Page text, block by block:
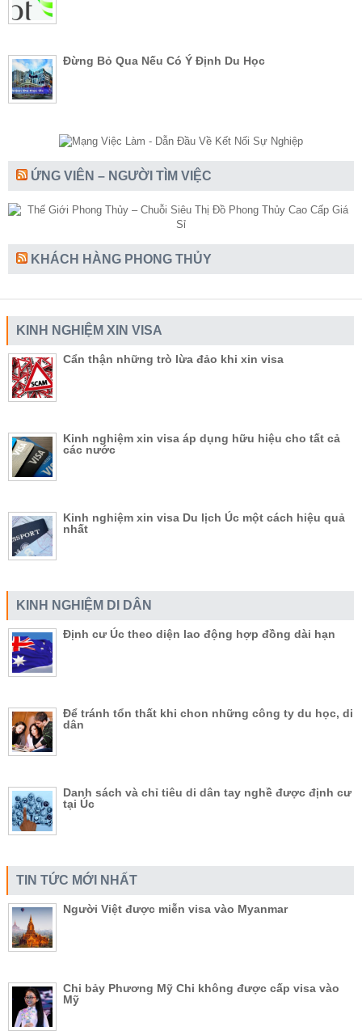
Đừng Bỏ Qua Nếu Có Ý Định Du Học
ỨNG VIÊN – NGƯỜI TÌM VIỆC
KHÁCH HÀNG PHONG THỦY
KINH NGHIỆM XIN VISA
Cẩn thận những trò lừa đảo khi xin visa
Kinh nghiệm xin visa áp dụng hữu hiệu cho tất cả
các nước
Kinh nghiệm xin visa Du lịch Úc một cách hiệu quả
nhất
KINH NGHIỆM DI DÂN
Định cư Úc theo diện lao động hợp đồng dài hạn
Để tránh tổn thất khi chon những công ty du học, di
dân
Danh sách và chỉ tiêu di dân tay nghề được định cư
tại Úc
TIN TỨC MỚI NHẤT
Người Việt được miễn visa vào Myanmar
Chi bảy Phương Mỹ Chi không được cấp visa vào
Mỹ